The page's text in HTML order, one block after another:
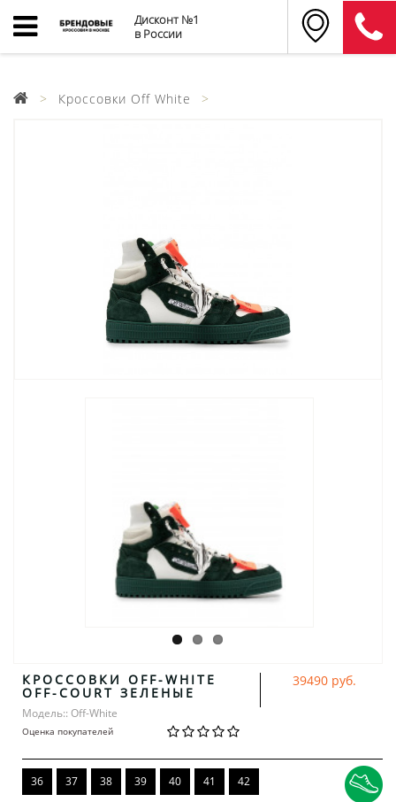
Дисконт №1
в России
Кроссовки Off White
КРОССОВКИ OFF-WHITE
OFF-COURT ЗЕЛЕНЫЕ
Модель:: Off-White
Оценка покупателей
39490 руб.
36 37 38 39 40 41 42